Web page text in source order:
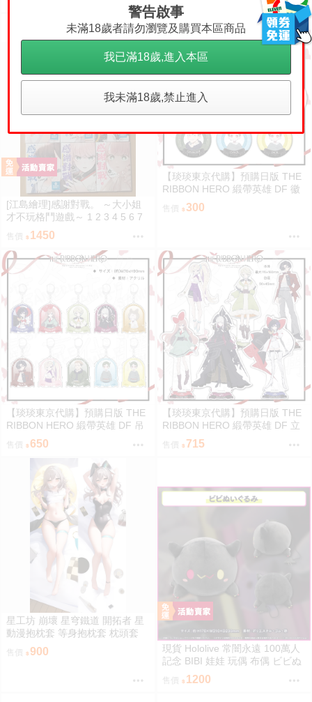
[江島繪理]感謝對戰。 ～大小姐
才不玩格鬥遊戲～ 1 2 3 4 5 6 7
8 9 首刷 平裝
售價 1450
【琰琰東京代購】預購日版 THE
RIBBON HERO 緞帶英雄 DF 徽
章 藍寶石 帕茵 天鵝絨 吉露可
售價 300
【琰琰東京代購】預購日版 THE
RIBBON HERO 緞帶英雄 DF 吊
飾 藍寶石 帕茵 天鵝絨 吉露可
650
【琰琰東京代購】預購日版 THE
RIBBON HERO 緞帶英雄 DF 立
牌 藍寶石 帕茵 天鵝絨 吉露可
715
星工坊 崩壞 星穹鐵道 開拓者 星
動漫抱枕套 等身抱枕套 枕頭套
售價 900
現貨 Hololive 常闇永遠 100萬人
記念 BIBI 娃娃 玩偶 布偶 ビビぬ
いぐるみ 常闇トワ 100万人記念
100萬
售價 1200
警告啟事
未滿18歲者請勿瀏覽及購買本區商品
我已滿18歲,進入本區
我未滿18歲,禁止進入